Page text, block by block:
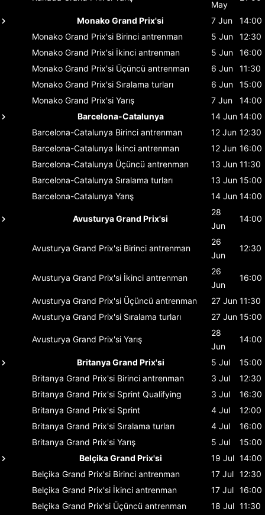
May
Monako Grand Prix'si 7 Jun
14:00
Monako Grand Prix'si Birinci antrenman 5 Jun
12:30
Monako Grand Prix'si İkinci antrenman 5 Jun
16:00
Monako Grand Prix'si Üçüncü antrenman 6 Jun
11:30
Monako Grand Prix'si Sıralama turları 6 Jun
15:00
Monako Grand Prix'si Yarış 7 Jun
14:00
Barcelona-Catalunya
14 Jun 14:00
Barcelona-Catalunya Birinci antrenman 12 Jun 12:30
Barcelona-Catalunya İkinci antrenman 12 Jun 16:00
Barcelona-Catalunya Üçüncü antrenman 13 Jun 11:30
Barcelona-Catalunya Sıralama turları 13 Jun 15:00
Barcelona-Catalunya Yarış 14 Jun 14:00
Avusturya Grand Prix'si
28
Jun
14:00
Avusturya Grand Prix'si Birinci antrenman
26
Jun
12:30
Avusturya Grand Prix'si İkinci antrenman
26
Jun
16:00
Avusturya Grand Prix'si Üçüncü antrenman 27 Jun 11:30
Avusturya Grand Prix'si Sıralama turları 27 Jun 15:00
Avusturya Grand Prix'si Yarış
28
Jun
14:00
Britanya Grand Prix'si 5 Jul
15:00
Britanya Grand Prix'si Birinci antrenman 3 Jul
12:30
Britanya Grand Prix'si Sprint Qualifying 3 Jul
16:30
Britanya Grand Prix'si Sprint 4 Jul
12:00
Britanya Grand Prix'si Sıralama turları 4 Jul
16:00
Britanya Grand Prix'si Yarış 5 Jul
15:00
Belçika Grand Prix'si
19 Jul 14:00
Belçika Grand Prix'si Birinci antrenman 17 Jul 12:30
Belçika Grand Prix'si İkinci antrenman 17 Jul 16:00
Belçika Grand Prix'si Üçüncü antrenman 18 Jul 11:30